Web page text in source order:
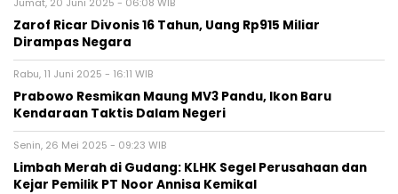
Zarof Ricar Divonis 16 Tahun, Uang Rp915 Miliar
Dirampas Negara
Rabu, 11 Juni 2025 - 16:11 WIB
Prabowo Resmikan Maung MV3 Pandu, Ikon Baru
Kendaraan Taktis Dalam Negeri
Senin, 26 Mei 2025 - 09:23 WIB
Limbah Merah di Gudang: KLHK Segel Perusahaan dan
Kejar Pemilik PT Noor Annisa Kemikal